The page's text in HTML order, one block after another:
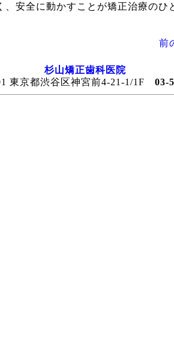
、安全に動かすことが矯正治療のひ
前
杉山矯正歯科医院
東京都渋谷区神宮前4-21-1/1F 03-